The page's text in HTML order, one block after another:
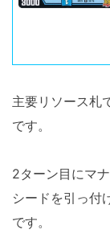
主要リソース札
です。
2ターン目にマ
シードを引っ付
です。